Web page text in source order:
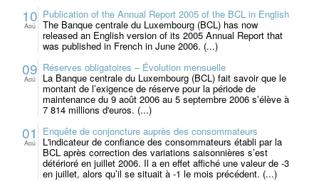
10
Aoû
Publication of the Annual Report 2005 of the BCL in English
The Banque centrale du Luxembourg (BCL) has now
released an English version of its 2005 Annual Report that
was published in French in June 2006. (...)
09
Aoû
Réserves obligatoires – Évolution mensuelle
La Banque centrale du Luxembourg (BCL) fait savoir que le
montant de l’exigence de réserve pour la période de
maintenance du 9 août 2006 au 5 septembre 2006 s’élève à
7 814 millions d'euros. (...)
01
Aoû
Enquête de conjoncture auprès des consommateurs
L'indicateur de confiance des consommateurs établi par la
BCL après correction des variations saisonnières s’est
détérioré en juillet 2006. Il a en effet affiché une valeur de -3
en juillet, alors qu’il se situait à -1 le mois précédent. (...)